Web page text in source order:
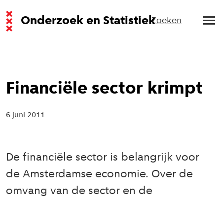
Onderzoek en StatistiekZoeken
Financiële sector krimpt
6 juni 2011
De financiële sector is belangrijk voor
de Amsterdamse economie. Over de
omvang van de sector en de